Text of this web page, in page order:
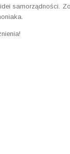
samorządności.